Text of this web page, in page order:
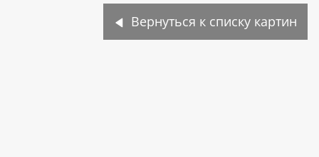
Вернуться к списку картин